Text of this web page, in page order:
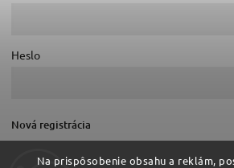
Na prispôsobenie obsahu a reklám,
Heslo
Nová registrácia
Zabudnuté heslo